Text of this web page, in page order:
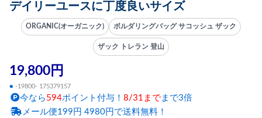
デイリーユースに丁度良いサイズ
ORGANIC(オーガニック) ボルダリングバッグ サコッシュ ザック
ザック トレラン 登山
19,800円
● -19800- 175379157
今なら 594ポイント付与！ 8/31まで まで3倍
メール便199円 4980円で送料無料！